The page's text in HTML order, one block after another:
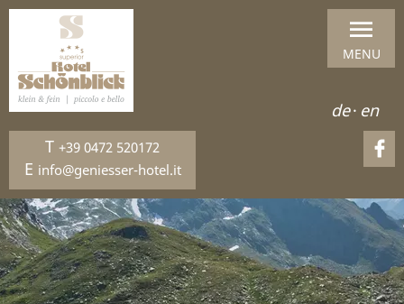
T +39 0472 520172
E info@geniesser-hotel.it
de· en
MENU